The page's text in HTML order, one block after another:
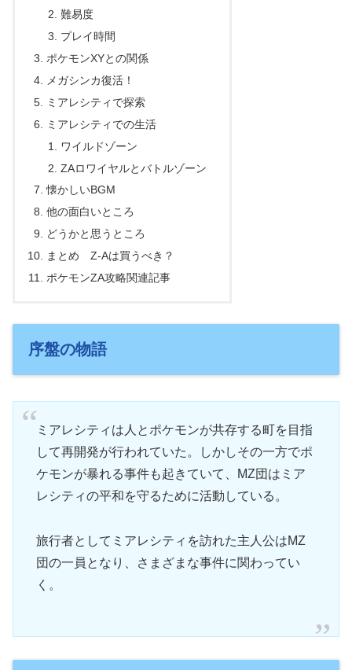
難易度
プレイ時間
ポケモンXYとの関係
メガシンカ復活！
ミアレシティで探索
ミアレシティでの生活
ワイルドゾーン
ZAロワイヤルとバトルゾーン
懐かしいBGM
他の面白いところ
どうかと思うところ
まとめ Z-Aは買うべき？
ポケモンZA攻略関連記事
序盤の物語
ミアレシティは人とポケモンが共存する町を目指
して再開発が行われていた。しかしその一方でポ
ケモンが暴れる事件も起きていて、MZ団はミア
レシティの平和を守るために活動している。
旅行者としてミアレシティを訪れた主人公はMZ
団の一員となり、さまざまな事件に関わってい
く。